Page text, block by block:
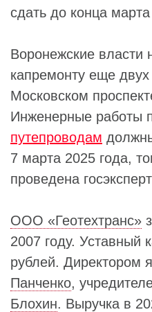
сдать до конца
Воронежские власти
капремонту еще
Московском
Инженерные работы
путепроводам
7 марта 2025 года,
проведена
ООО «Геотехтранс»
2007 году. Уставный
рублей. Директором
Панченко,
Блохин. Выручка в